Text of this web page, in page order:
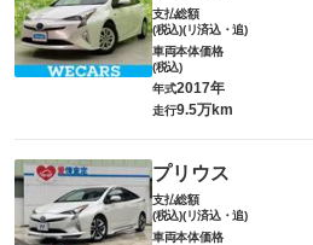
支払総額
(税込)(リ済込・追)
車両本体価格
(税込)
年式2017年
走行9.5万km
プリウス
支払総額
(税込)(リ済込・追)
車両本体価格